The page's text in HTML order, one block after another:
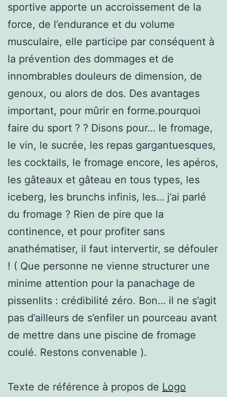
sportive apporte un accroissement de la
force, de l’endurance et du volume
musculaire, elle participe par conséquent à
la prévention des dommages et de
innombrables douleurs de dimension, de
genoux, ou alors de dos. Des avantages
important, pour mûrir en forme.pourquoi
faire du sport ? ? Disons pour… le fromage,
le vin, le sucrée, les repas gargantuesques,
les cocktails, le fromage encore, les apéros,
les gâteaux et gâteau en tous types, les
iceberg, les brunchs infinis, les… j’ai parlé
du fromage ? Rien de pire que la
continence, et pour profiter sans
anathématiser, il faut intervertir, se défouler
! ( Que personne ne vienne structurer une
minime attention pour la panachage de
pissenlits : crédibilité zéro. Bon… il ne s’agit
pas d’ailleurs de s’enfiler un pourceau avant
de mettre dans une piscine de fromage
coulé. Restons convenable ).
Texte de référence à propos de Logo